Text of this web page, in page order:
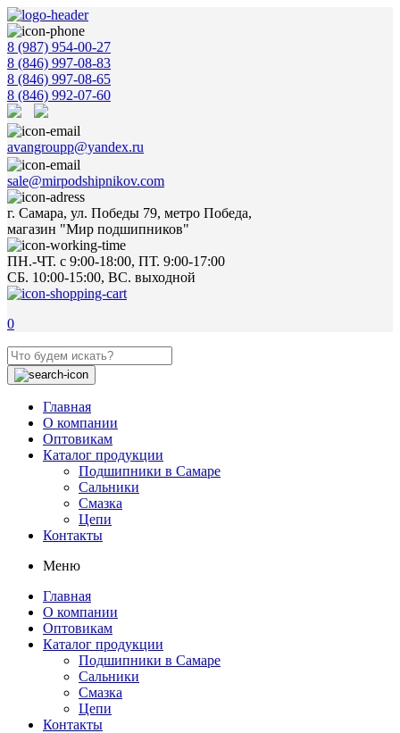
8 (987) 954-00-27
8 (846) 997-08-83
8 (846) 997-08-65
8 (846) 992-07-60
avangroupp@yandex.ru
sale@mirpodshipnikov.com
г. Самара, ул. Победы 79, метро Победа,
магазин "Мир подшипников"
ПН.-ЧТ. с 9:00-18:00, ПТ. 9:00-17:00
СБ. 10:00-15:00, ВС. выходной
0
Главная
О компании
Оптовикам
Каталог продукции
Подшипники в Самаре
Сальники
Смазка
Цепи
Контакты
Меню
Главная
О компании
Оптовикам
Каталог продукции
Подшипники в Самаре
Сальники
Смазка
Цепи
Контакты